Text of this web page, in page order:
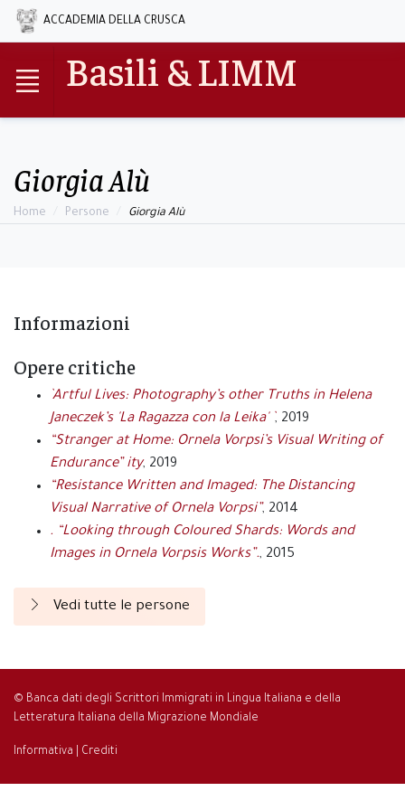
ACCADEMIA DELLA CRUSCA
Basili & LIMM
Giorgia Alù
Home Persone Giorgia Alù
Informazioni
Opere critiche
`Artful Lives: Photography’s other Truths in Helena
Janeczek’s 'La Ragazza con la Leika' ` , 2019
“Stranger at Home: Ornela Vorpsi’s Visual Writing of
Endurance” ity, 2019
“Resistance Written and Imaged: The Distancing
Visual Narrative of Ornela Vorpsi”, 2014
. “Looking through Coloured Shards: Words and
Images in Ornela Vorpsis Works”., 2015
Vedi tutte le persone
© Banca dati degli Scrittori Immigrati in Lingua Italiana e della
Letteratura Italiana della Migrazione Mondiale
Informativa Crediti